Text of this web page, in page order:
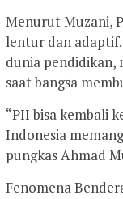
Menurut Muzani,
lentur dan
dunia pendidikan,
saat bangsa
“PII bisa kembali
Indonesia
pungkas Ahmad
Fenomena